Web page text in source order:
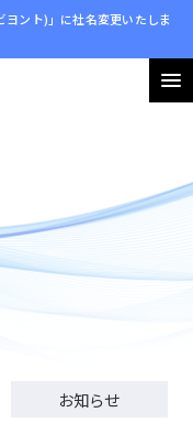
ント)」に社名変更いたしま
お知らせ